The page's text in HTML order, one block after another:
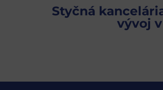
Styčná
vývoj